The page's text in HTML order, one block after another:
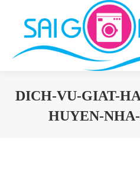
DICH-VU-GIAT-
HUYEN-